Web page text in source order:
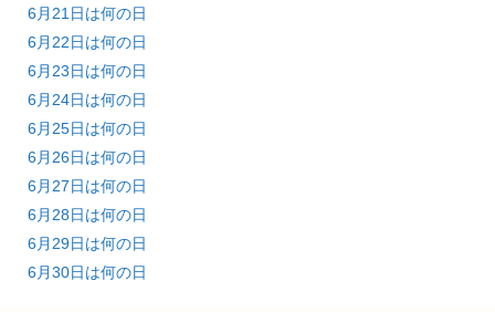
6月21日は何の日
6月22日は何の日
6月23日は何の日
6月24日は何の日
6月25日は何の日
6月26日は何の日
6月27日は何の日
6月28日は何の日
6月29日は何の日
6月30日は何の日